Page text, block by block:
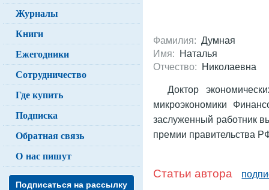
Фамилия: Думная
Имя: Наталья
Отчество: Николаевна
Доктор
микроэкономики
заслуженный работник
премии правительства
Статьи автора
Журналы
Книги
Ежегодники
Сотрудничество
Где купить
Подписка
Обратная связь
О нас пишут
Подписаться на рассылку